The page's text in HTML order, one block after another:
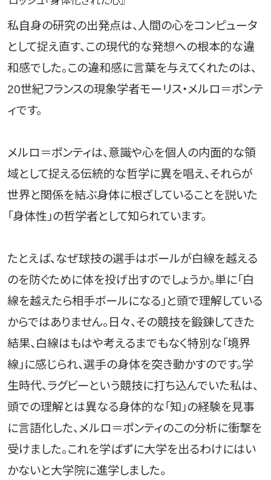
私自身の研究の出発点は、人間の心をコンピュータ
として捉え直す、この現代的な発想への根本的な違
和感でした。この違和感に言葉を与えてくれたのは、
20世紀フランスの現象学者モーリス・メルロ＝ポンテ
ィです。
メルロ＝ポンティは、意識や心を個人の内面的な領
域として捉える伝統的な哲学に異を唱え、それらが
世界と関係を結ぶ身体に根ざしていることを説いた
「身体性」の哲学者として知られています。
たとえば、なぜ球技の選手はボールが白線を越える
のを防ぐために体を投げ出すのでしょうか。単に「白
線を越えたら相手ボールになる」と頭で理解している
からではありません。日々、その競技を鍛錬してきた
結果、白線はもはや考えるまでもなく特別な「境界
線」に感じられ、選手の身体を突き動かすのです。学
生時代、ラグビーという競技に打ち込んでいた私は、
頭での理解とは異なる身体的な「知」の経験を見事
に言語化した、メルロ＝ポンティのこの分析に衝撃を
受けました。これを学ばずに大学を出るわけにはい
かないと大学院に進学しました。